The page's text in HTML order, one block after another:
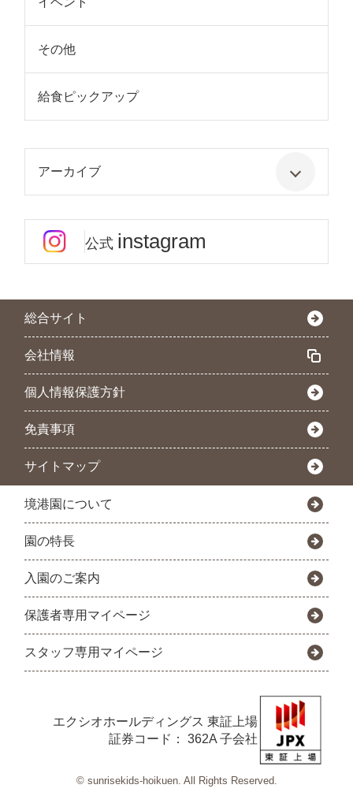
その他
給食ピックアップ
アーカイブ
公式 instagram
総合サイト
会社情報
個人情報保護方針
免責事項
サイトマップ
境港園について
園の特長
入園のご案内
保護者専用マイページ
スタッフ専用マイページ
エクシオホールディングス 東証上場
証券コード： 362A 子会社
© sunrisekids-hoikuen. All Rights Reserved.